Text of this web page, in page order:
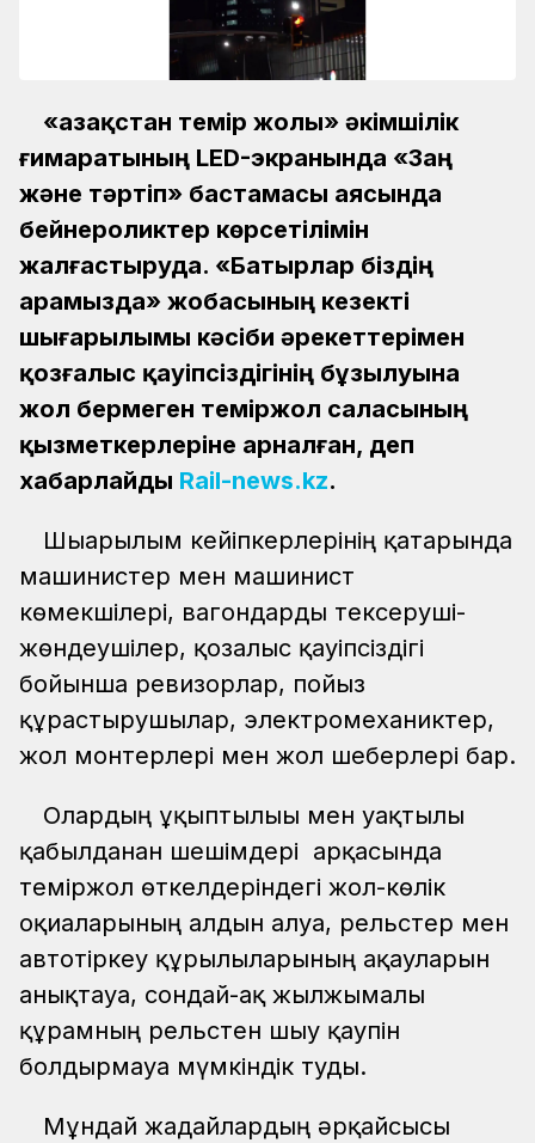
«Қазақстан темір жолы» әкімшілік
ғимаратының LED-экранында «Заң
және тәртіп» бастамасы аясында
бейнероликтер көрсетілімін
жалғастыруда. «Батырлар біздің
арамызда» жобасының кезекті
шығарылымы кәсіби әрекеттерімен
қозғалыс қауіпсіздігінің бұзылуына
жол бермеген теміржол саласының
қызметкерлеріне арналған, деп
хабарлайды Rail-news.kz.
Шығарылым кейіпкерлерінің қатарында
машинистер мен машинист
көмекшілері, вагондарды тексеруші-
жөндеушілер, қозғалыс қауіпсіздігі
бойынша ревизорлар, пойыз
құрастырушылар, электромеханиктер,
жол монтерлері мен жол шеберлері бар.
Олардың ұқыптылығы мен уақтылы
қабылданған шешімдері арқасында
теміржол өткелдеріндегі жол-көлік
оқиғаларының алдын алуға, рельстер мен
автотіркеу құрылғыларының ақауларын
анықтауға, сондай-ақ жылжымалы
құрамның рельстен шығу қаупін
болдырмауға мүмкіндік туды.
Мұндай жағдайлардың әрқайсысы